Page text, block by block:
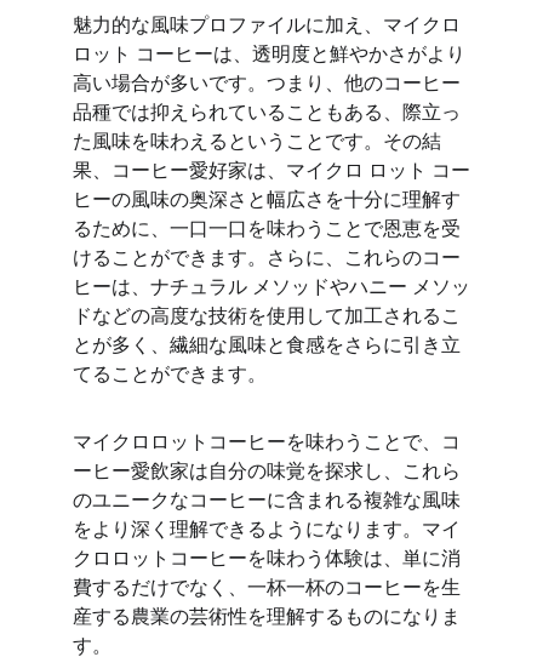
魅力的な風味プロファイルに加え、マイクロ
ロット コーヒーは、透明度と鮮やかさがより
高い場合が多いです。つまり、他のコーヒー
品種では抑えられていることもある、際立っ
た風味を味わえるということです。その結
果、コーヒー愛好家は、マイクロ ロット コー
ヒーの風味の奥深さと幅広さを十分に理解す
るために、一口一口を味わうことで恩恵を受
けることができます。さらに、これらのコー
ヒーは、ナチュラル メソッドやハニー メソッ
ドなどの高度な技術を使用して加工されるこ
とが多く、繊細な風味と食感をさらに引き立
てることができます。
マイクロロットコーヒーを味わうことで、コ
ーヒー愛飲家は自分の味覚を探求し、これら
のユニークなコーヒーに含まれる複雑な風味
をより深く理解できるようになります。マイ
クロロットコーヒーを味わう体験は、単に消
費するだけでなく、一杯一杯のコーヒーを生
産する農業の芸術性を理解するものになりま
す。